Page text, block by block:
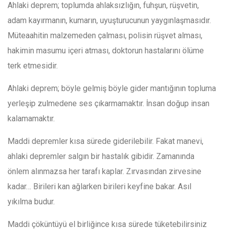
Ahlaki deprem; toplumda ahlaksızlığın, fuhşun, rüşvetin,
adam kayırmanın, kumarın, uyuşturucunun yaygınlaşmasıdır.
Müteaahitin malzemeden çalması, polisin rüşvet alması,
hakimin masumu içeri atması, doktorun hastalarını ölüme
terk etmesidir.
Ahlaki deprem; böyle gelmiş böyle gider mantığının topluma
yerleşip zulmedene ses çıkarmamaktır. İnsan doğup insan
kalamamaktır.
Maddi depremler kısa sürede giderilebilir. Fakat manevi,
ahlaki depremler salgın bir hastalık gibidir. Zamanında
önlem alınmazsa her tarafı kaplar. Zırvasından zirvesine
kadar… Birileri kan ağlarken birileri keyfine bakar. Asıl
yıkılma budur.
Maddi çöküntüyü el birliğince kısa sürede tüketebilirsiniz